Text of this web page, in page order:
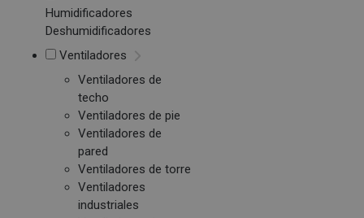
Humidificadores
Deshumidificadores
Ventiladores
Ventiladores de
techo
Ventiladores de pie
Ventiladores de
pared
Ventiladores de torre
Ventiladores
industriales